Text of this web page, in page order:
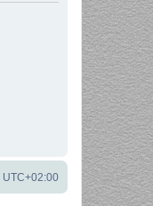
UTC+02:00